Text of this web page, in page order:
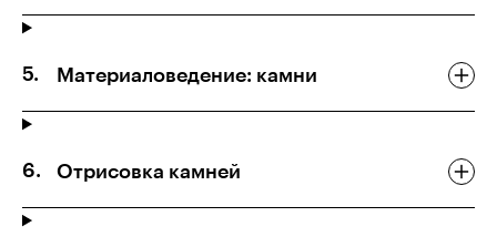
Материаловедение: камни
Отрисовка камней